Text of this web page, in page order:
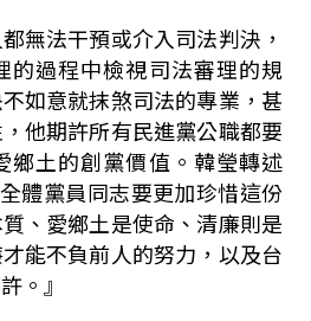
無法干預或介入司法判決，
的過程中檢視司法審理的規
如意就抹煞司法的專業，甚
他期許所有民進黨公職都要
鄉土的創黨價值。韓瑩轉述
體黨員同志要更加珍惜這份
、愛鄉土是使命、清廉則是
能不負前人的努力，以及台
。』